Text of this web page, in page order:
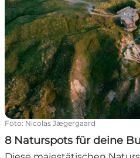
Foto: Nicolas Jægergaard
8 Naturspots für deine